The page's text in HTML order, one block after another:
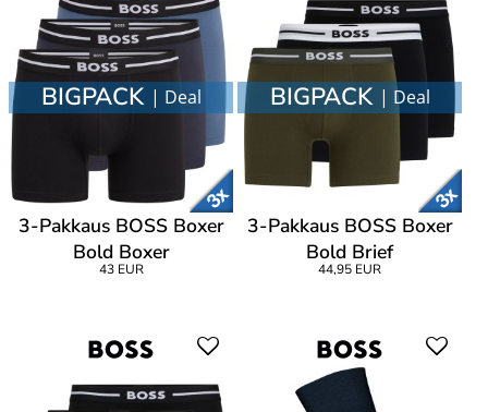
BIGPACK | Deal
3-Pakkaus BOSS Boxer
Bold Boxer
43 EUR
BIGPACK | Deal
3-Pakkaus BOSS Boxer
Bold Brief
44,95 EUR